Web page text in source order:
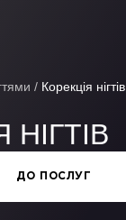
/ Корекція нігтів
НІГТІВ
ДО ПОСЛУГ